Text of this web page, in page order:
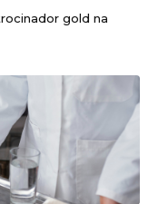
gold na